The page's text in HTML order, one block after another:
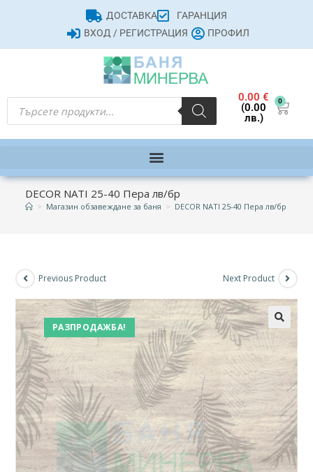
ДОСТАВКА
ГАРАНЦИЯ
ВХОД / РЕГИСТРАЦИЯ
ПРОФИЛ
0.00€
(0.00
лв.)
0
DECOR NATI 25-40 Пера лв/бр
> Магазин обзавеждане за баня > DECOR NATI 25-40 Пера лв/бр
РАЗПРОДАЖБА!
Previous Product Next Product